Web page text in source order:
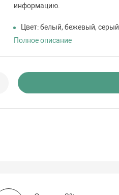
информацию.
Цвет: белый, бежевый, серый
Полное описание